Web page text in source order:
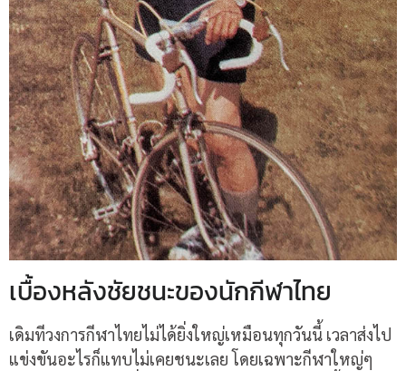
เบื้องหลังชัยชนะของนักกีฬาไทย
เดิมทีวงการกีฬาไทยไม่ได้ยิ่งใหญ่เหมือนทุกวันนี้ เวลาส่งไป
แข่งขันอะไรก็แทบไม่เคยชนะเลย โดยเฉพาะกีฬาใหญ่ๆ